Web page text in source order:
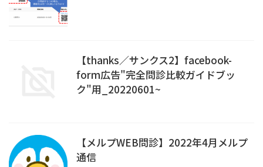
【thanks／サンクス2】facebook-
form広告"完全問診比較ガイドブッ
ク"用_20220601~
【メルプWEB問診】2022年4月メルプ
通信